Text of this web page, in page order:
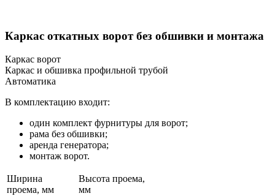
Каркас откатных ворот без обшивки и монтажа
Каркас ворот
Каркас и обшивка профильной трубой
Автоматика
В комплектацию входит:
один комплект фурнитуры для ворот;
рама без обшивки;
аренда генератора;
монтаж ворот.
Ширина
проема, мм
Высота проема,
мм